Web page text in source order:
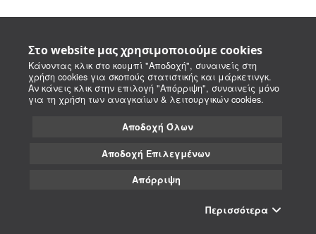
Στο website μας χρησιμοποιούμε cookies
Κάνοντας κλικ στο κουμπί "Αποδοχή", συναινείς στη
χρήση cookies για σκοπούς στατιστικής και μάρκετινγκ.
Αν κάνεις κλικ στην επιλογή "Απόρριψη", συναινείς μόνο
για τη χρήση των αναγκαίων & λειτουργικών cookies.
Αποδοχή Όλων
Αποδοχή Επιλεγμένων
Απόρριψη
Περισσότερα